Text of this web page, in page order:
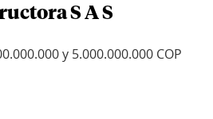
S A S
y 5.000.000.000 COP